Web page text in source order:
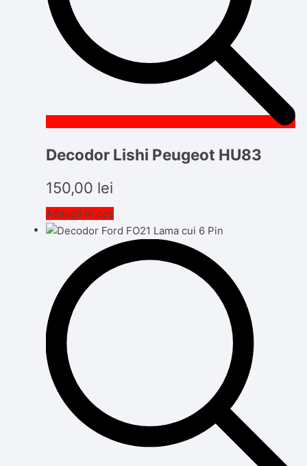
Decodor Lishi Peugeot HU83
150,00 lei
Adaugă în coș